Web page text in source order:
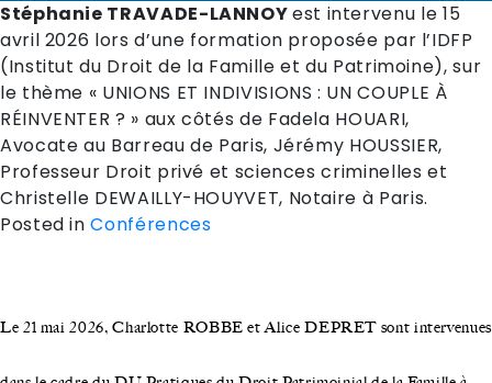
Stéphanie TRAVADE-LANNOYest intervenu le 15
avril 2026 lors d’une formation proposée par l’IDFP
(Institut du Droit de la Famille et du Patrimoine), sur
le thème « UNIONS ET INDIVISIONS : UN COUPLE À
RÉINVENTER ? » aux côtés de Fadela HOUARI,
Avocate au Barreau de Paris, Jérémy HOUSSIER,
Professeur Droit privé et sciences criminelles et
Christelle DEWAILLY-HOUYVET, Notaire à Paris.
Posted inConférences
Le 21 mai 2026, Charlotte ROBBE et Alice DEPRET sont intervenues